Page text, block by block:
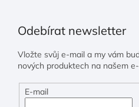
Odebírat newsletter
Vložte svůj e-mail a my vám
nových produktech na našem
E-mail